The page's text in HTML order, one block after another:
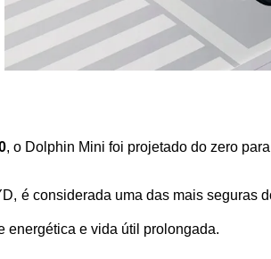
, o Dolphin Mini foi projetado do zero
é considerada uma das mais seguras
energética e vida útil prolongada.